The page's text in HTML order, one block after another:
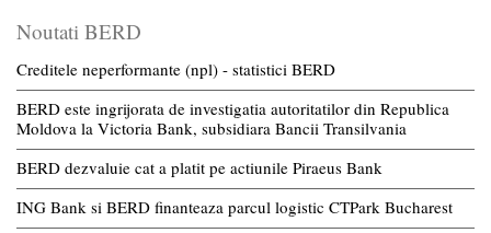
Noutati BERD
Creditele neperformante (npl) - statistici BERD
BERD este ingrijorata de investigatia autoritatilor din Republica
Moldova la Victoria Bank, subsidiara Bancii Transilvania
BERD dezvaluie cat a platit pe actiunile Piraeus Bank
ING Bank si BERD finanteaza parcul logistic CTPark Bucharest